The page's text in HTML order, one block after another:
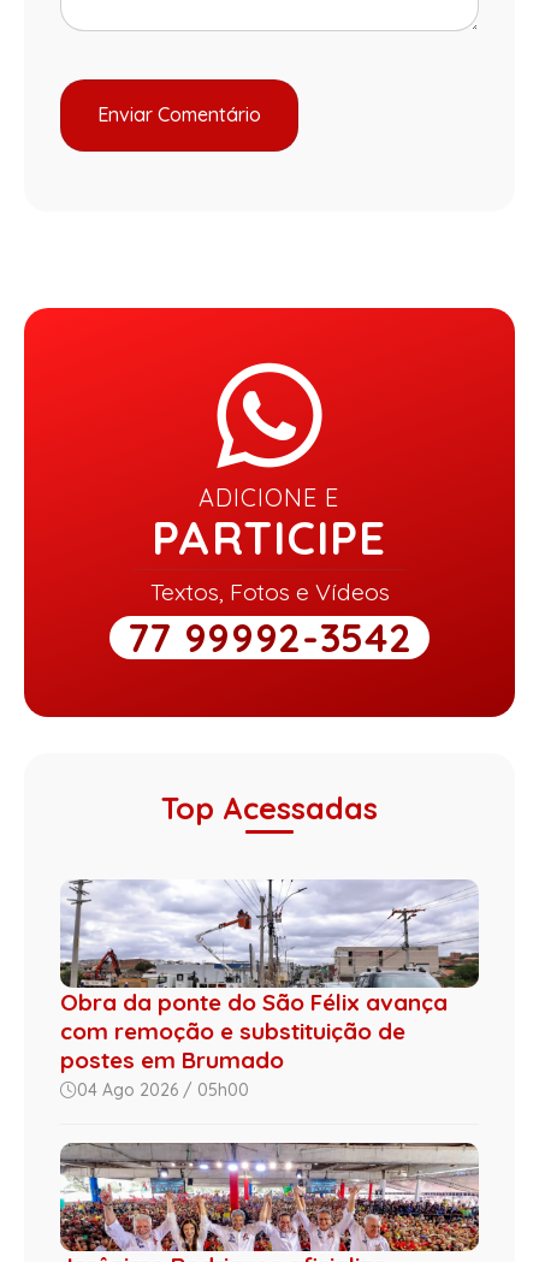
ADICIONE E
PARTICIPE
Textos, Fotos e Vídeos
77 99992-3542
Top Acessadas
Obra da ponte do São Félix avança
com remoção e substituição de
postes em Brumado
04 Ago 2026 / 05h00